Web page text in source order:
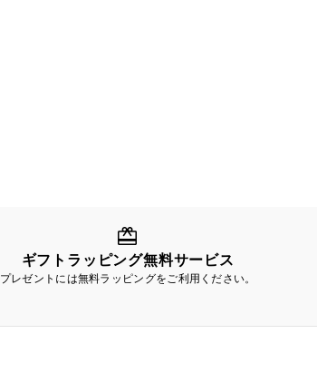
ギフトラッピング無料サービス
プレゼントには無料ラッピングをご利用ください。